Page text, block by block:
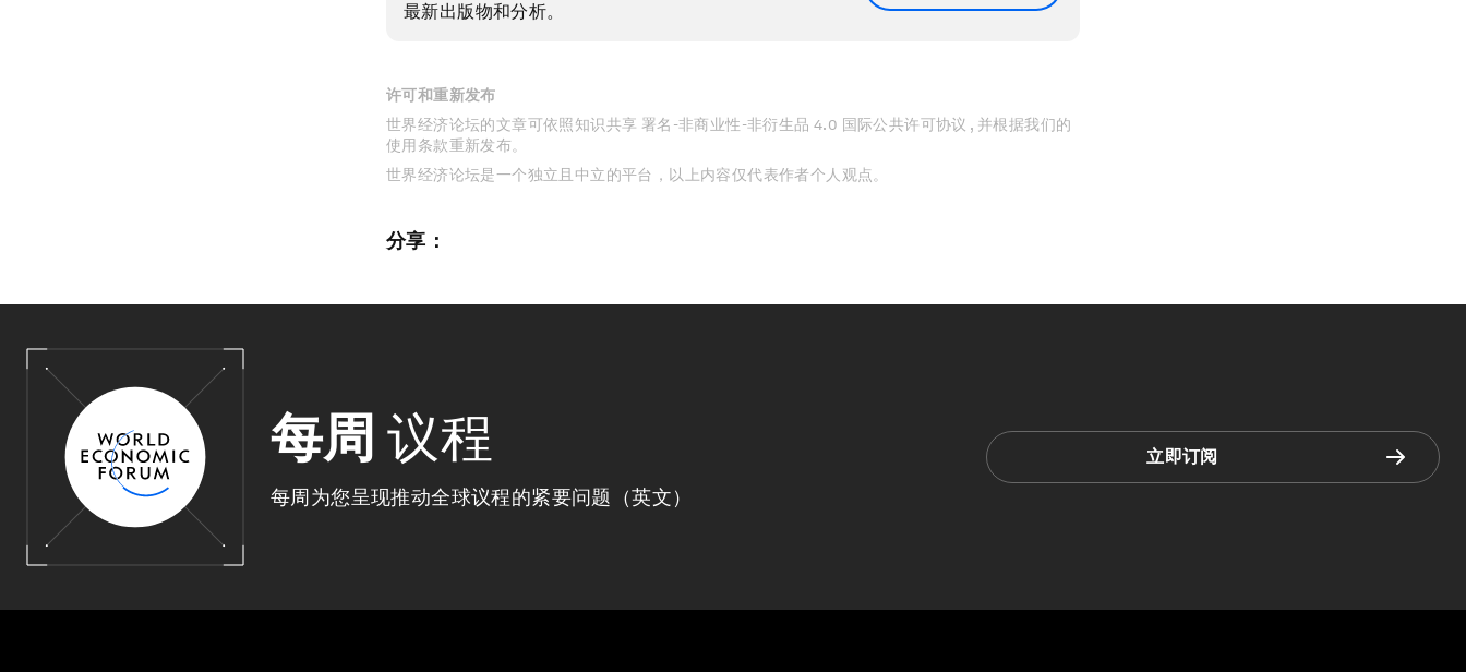
最新出版物和分析。
许可和重新发布
世界经济论坛的文章可依照知识共享 署名-非商业性-非衍生品 4.0 国际公共许可协议 , 并根据我们的
使用条款重新发布。
世界经济论坛是一个独立且中立的平台，以上内容仅代表作者个人观点。
分享：
每周 议程
每周为您呈现推动全球议程的紧要问题（英文）
立即订阅